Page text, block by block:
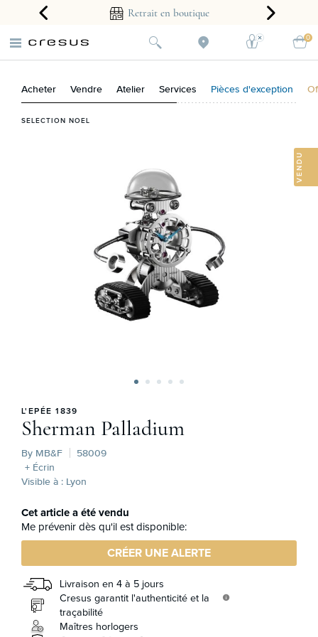
2 ans Retrait en boutique
0
Acheter Vendre Atelier Services Pièces d'exception
SELECTION NOEL
VENDU
L'EPÉE 1839
Sherman Palladium
By MB&F
58009
+ Écrin
Visible à : Lyon
Cet article a été vendu
Me prévenir dès qu'il est disponible:
CRÉER UNE ALERTE
Livraison en 4 à 5 jours
Cresus garantit l'authenticité et la
traçabilité
info
Maîtres horlogers